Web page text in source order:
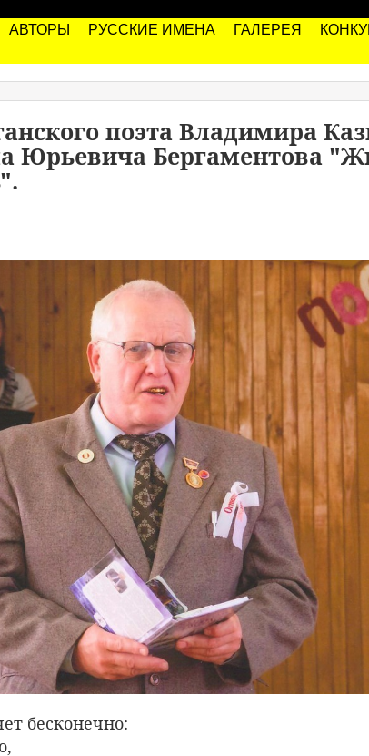
АВТОРЫ РУССКИЕ ИМЕНА ГАЛЕРЕЯ
поэта Владимира
Юрьевича Бергаментова
бесконечно: